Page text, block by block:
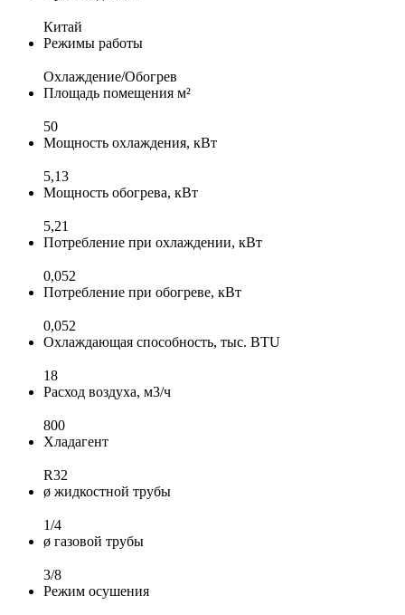
Китай
Режимы работы
Охлаждение/Обогрев
Площадь помещения м²
50
Мощность охлаждения, кВт
5,13
Мощность обогрева, кВт
5,21
Потребление при охлаждении, кВт
0,052
Потребление при обогреве, кВт
0,052
Охлаждающая способность, тыс. BTU
18
Расход воздуха, м3/ч
800
Хладагент
R32
ø жидкостной трубы
1/4
ø газовой трубы
3/8
Режим осушения